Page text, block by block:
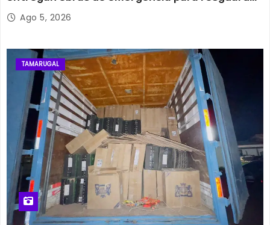
su histórico campanario
Ago 5, 2026
TAMARUGAL